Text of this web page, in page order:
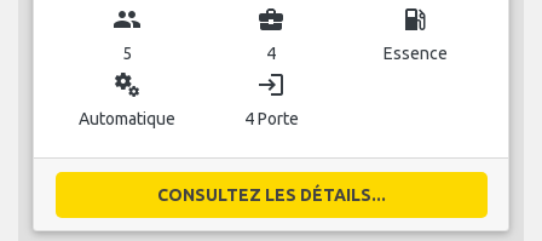
group
5
business_center
4
local_gas_station
Essence
miscellaneous_services
Automatique
login
4 Porte
CONSULTEZ LES DÉTAILS...